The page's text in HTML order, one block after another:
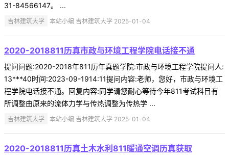
31-84566147。 ...
吉林建筑大学 本站小编 吉林建筑大学 2025-01-04
2020-2018811历真市政与环境工程学院电话接不通
提问问题:2020-2018年811历年真题学院:市政与环境工程学院提问人:
13***40时间:2023-09-1914:11提问内容:老师，您好，市政与环境工
程学院电话接不通。回复内容:同学请您耐心等待今年811考试科目有
所调整由原来的流体力学与传热调整为传热学 ...
吉林建筑大学 本站小编 吉林建筑大学 2025-01-04
2020-2018811历真土木水利811暖通空调历真获取